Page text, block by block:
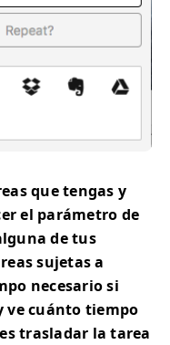
que tengas y
el parámetro de
de tus
sujetas a
necesario si
ve cuánto tiempo
trasladar la tarea